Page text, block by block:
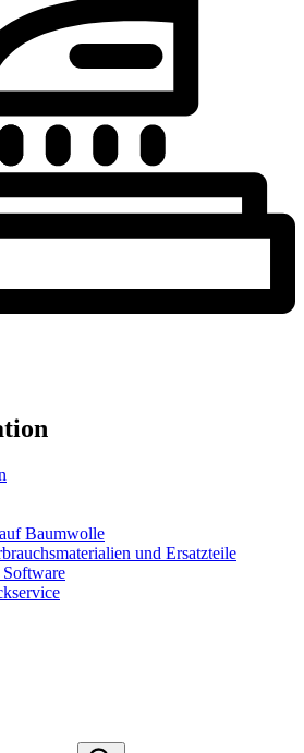
Baumwolle
und Ersatzteile